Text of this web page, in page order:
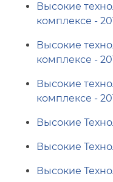
Высокие
комплексе -
Высокие
комплексе -
Высокие
комплексе -
Высокие
Высокие
Высокие